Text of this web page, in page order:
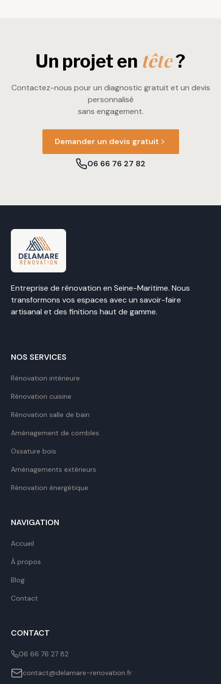
Un projet en tête?
Contactez-nous pour un diagnostic gratuit et un devis
personnalisé
sans engagement.
Demander un devis gratuit
06 66 76 27 82
Entreprise de rénovation en Seine-Maritime. Nous
transformons vos espaces avec un savoir-faire
artisanal et des finitions haut de gamme.
NOS SERVICES
Rénovation intérieure
Rénovation cuisine
Rénovation salle de bain
Aménagement de combles
Ossature bois
Aménagements extérieurs
Rénovation énergétique
NAVIGATION
Accueil
À propos
Blog
Contact
CONTACT
06 66 76 27 82
contact@delamare-renovation.fr